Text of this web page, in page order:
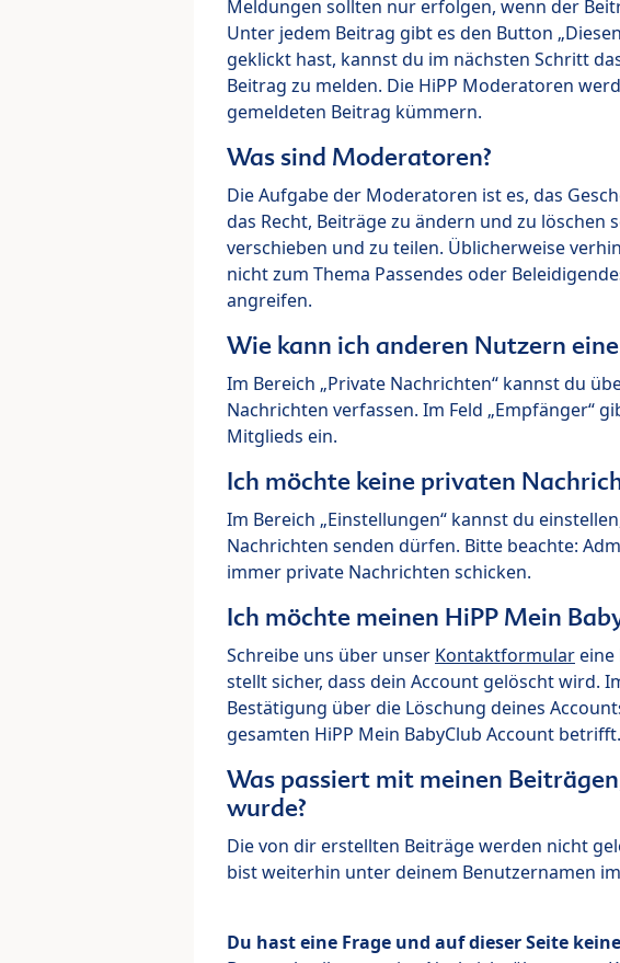
Meldungen sollten nur erfolgen, wenn der
Unter jedem Beitrag gibt es den Button
geklickt hast, kannst du im nächsten Schritt
Beitrag zu melden. Die HiPP Moderatoren
gemeldeten Beitrag kümmern.
Was sind Moderatoren?
Die Aufgabe der Moderatoren ist es, das
das Recht, Beiträge zu ändern und zu löschen
verschieben und zu teilen. Üblicherweise
nicht zum Thema Passendes oder
angreifen.
Wie kann ich anderen Nutzern
Im Bereich „Private Nachrichten“ kannst du
Nachrichten verfassen. Im Feld „Empfänger“
Mitglieds ein.
Ich möchte keine privaten
Im Bereich „Einstellungen“ kannst du
Nachrichten senden dürfen. Bitte beachte:
immer private Nachrichten schicken.
Ich möchte meinen HiPP Mein
Schreibe uns über unser Kontaktformulareine
stellt sicher, dass dein Account gelöscht wird.
Bestätigung über die Löschung deines
gesamten HiPP Mein BabyClub Account betrifft.
Was passiert mit meinen
wurde?
Die von dir erstellten Beiträge werden nicht
bist weiterhin unter deinem Benutzernamen
Du hast eine Frage und auf dieser Seite